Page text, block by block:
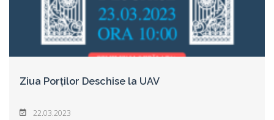
Ziua Porților Deschise la UAV
22.03.2023